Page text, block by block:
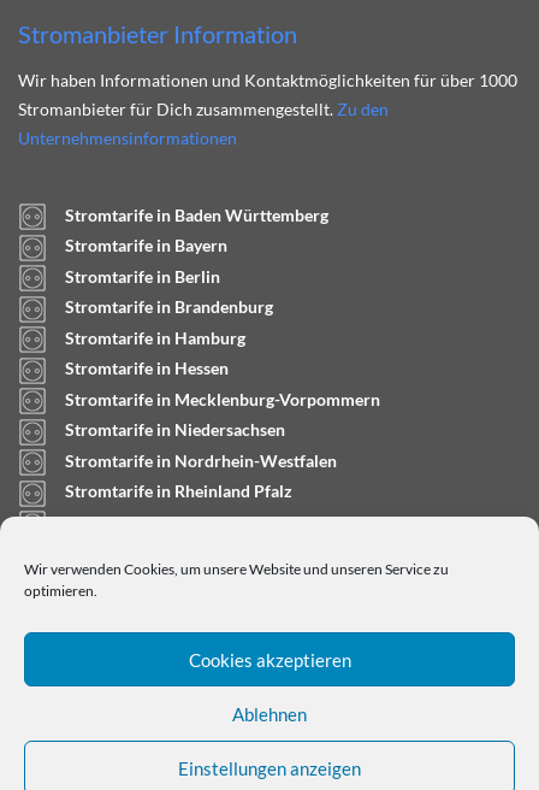
Wir verwenden Cookies, um unsere Website und unseren Service zu
optimieren.
Cookies akzeptieren
Ablehnen
Einstellungen anzeigen
Stromanbieter Information
Wir haben Informationen und Kontaktmöglichkeiten für über 1000
Stromanbieter für Dich zusammengestellt. Zu den
Unternehmensinformationen
Stromtarife in Baden Württemberg
Stromtarife in Bayern
Stromtarife in Berlin
Stromtarife in Brandenburg
Stromtarife in Hamburg
Stromtarife in Hessen
Stromtarife in Mecklenburg-Vorpommern
Stromtarife in Niedersachsen
Stromtarife in Nordrhein-Westfalen
Stromtarife in Rheinland Pfalz
Stromtarife in Saarland
Stromtarife in Schleswig-Holstein
Copyright © 2024stromtarifrechner.org